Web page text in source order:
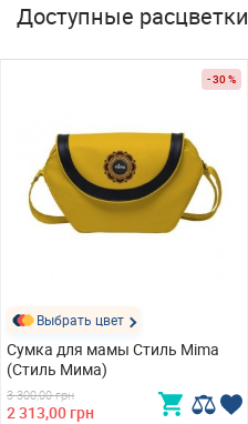
Доступные расцветки
- 30 %
Выбрать цвет
Сумка для мамы Стиль Mima
(Стиль Мима)
3 300,00 грн
2 313,00 грн